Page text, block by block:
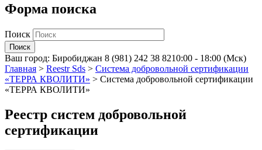
Форма поиска
Поиск
Ваш город: Биробиджан 8 (981) 242 38 8210:00 - 18:00 (Мск)
Главная > Reestr Sds > Система добровольной сертификации
«ТЕРРА КВОЛИТИ» > Система добровольной сертификации
«ТЕРРА КВОЛИТИ»
Реестр систем добровольной
сертификации